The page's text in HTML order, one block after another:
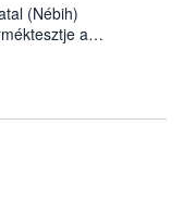
(Nébih)
a
vizsgálatokon a
kapható terméket
termék pedig a
és elrendelték